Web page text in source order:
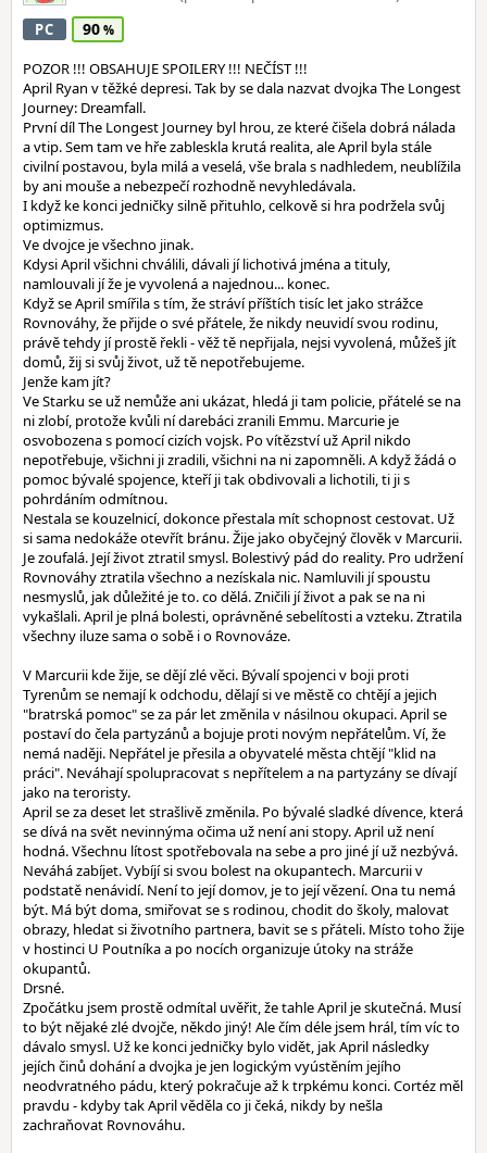
PC
90
POZOR !!! OBSAHUJE SPOILERY !!! NEČÍST !!!
April Ryan v těžké depresi. Tak by se dala nazvat dvojka The Longest
Journey: Dreamfall.
První díl The Longest Journey byl hrou, ze které čišela dobrá nálada
a vtip. Sem tam ve hře zableskla krutá realita, ale April byla stále
civilní postavou, byla milá a veselá, vše brala s nadhledem, neublížila
by ani mouše a nebezpečí rozhodně nevyhledávala.
I když ke konci jedničky silně přituhlo, celkově si hra podržela svůj
optimizmus.
Ve dvojce je všechno jinak.
Kdysi April všichni chválili, dávali jí lichotivá jména a tituly,
namlouvali jí že je vyvolená a najednou... konec.
Když se April smířila s tím, že stráví příštích tisíc let jako strážce
Rovnováhy, že přijde o své přátele, že nikdy neuvidí svou rodinu,
právě tehdy jí prostě řekli - věž tě nepřijala, nejsi vyvolená, můžeš jít
domů, žij si svůj život, už tě nepotřebujeme.
Jenže kam jít?
Ve Starku se už nemůže ani ukázat, hledá ji tam policie, přátelé se na
ni zlobí, protože kvůli ní darebáci zranili Emmu. Marcurie je
osvobozena s pomocí cizích vojsk. Po vítězství už April nikdo
nepotřebuje, všichni ji zradili, všichni na ni zapomněli. A když žádá o
pomoc bývalé spojence, kteří ji tak obdivovali a lichotili, ti ji s
pohrdáním odmítnou.
Nestala se kouzelnicí, dokonce přestala mít schopnost cestovat. Už
si sama nedokáže otevřít bránu. Žije jako obyčejný člověk v Marcurii.
Je zoufalá. Její život ztratil smysl. Bolestivý pád do reality. Pro udržení
Rovnováhy ztratila všechno a nezískala nic. Namluvili jí spoustu
nesmyslů, jak důležité je to. co dělá. Zničili jí život a pak se na ni
vykašlali. April je plná bolesti, oprávněné sebelítosti a vzteku. Ztratila
všechny iluze sama o sobě i o Rovnováze.
V Marcurii kde žije, se dějí zlé věci. Bývalí spojenci v boji proti
Tyrenům se nemají k odchodu, dělají si ve městě co chtějí a jejich
"bratrská pomoc" se za pár let změnila v násilnou okupaci. April se
postaví do čela partyzánů a bojuje proti novým nepřátelům. Ví, že
nemá naději. Nepřátel je přesila a obyvatelé města chtějí "klid na
práci". Neváhají spolupracovat s nepřítelem a na partyzány se dívají
jako na teroristy.
April se za deset let strašlivě změnila. Po bývalé sladké dívence, která
se dívá na svět nevinnýma očima už není ani stopy. April už není
hodná. Všechnu lítost spotřebovala na sebe a pro jiné jí už nezbývá.
Neváhá zabíjet. Vybíjí si svou bolest na okupantech. Marcurii v
podstatě nenávidí. Není to její domov, je to její vězení. Ona tu nemá
být. Má být doma, smiřovat se s rodinou, chodit do školy, malovat
obrazy, hledat si životního partnera, bavit se s přáteli. Místo toho žije
v hostinci U Poutníka a po nocích organizuje útoky na stráže
okupantů.
Drsné.
Zpočátku jsem prostě odmítal uvěřit, že tahle April je skutečná. Musí
to být nějaké zlé dvojče, někdo jiný! Ale čím déle jsem hrál, tím víc to
dávalo smysl. Už ke konci jedničky bylo vidět, jak April následky
jejích činů dohání a dvojka je jen logickým vyústěním jejího
neodvratného pádu, který pokračuje až k trpkému konci. Cortéz měl
pravdu - kdyby tak April věděla co ji čeká, nikdy by nešla
zachraňovat Rovnováhu.